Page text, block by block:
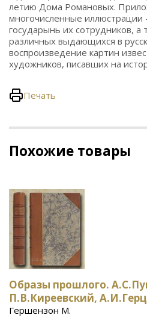
летию Дома Романовых.
многочисленные иллюстрации
государынь их сотрудников, а
различных выдающихся в
воспроизведение картин
художников, писавших на
Печать
Похожие товары
Образы прошлого.
П.В.Киреевский,
Гершензон М.